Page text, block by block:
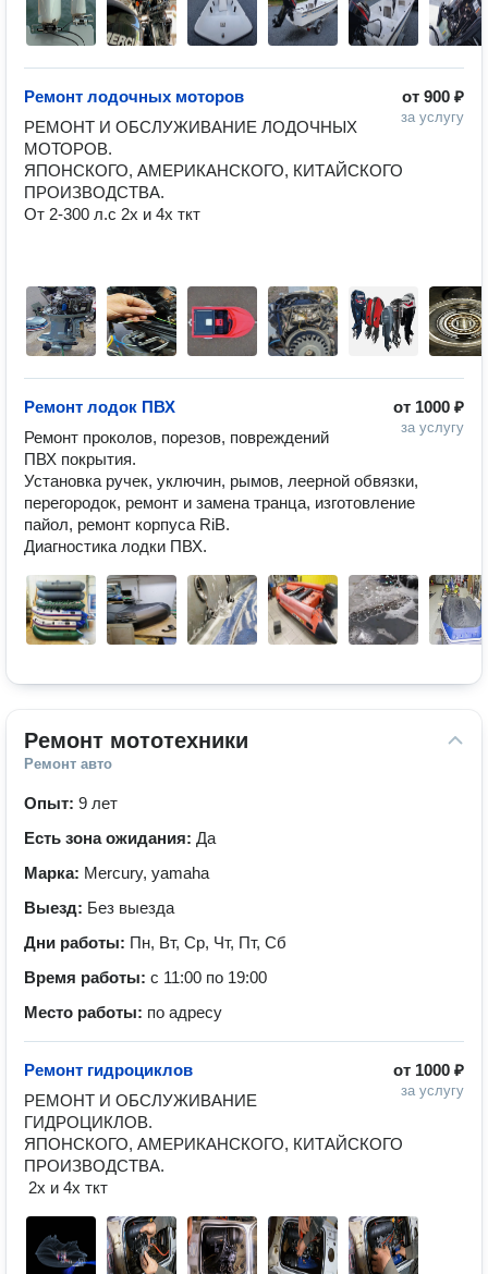
от 900 ₽
за услугу
Ремонт лодочных моторов
РЕМОНТ И ОБСЛУЖИВАНИЕ ЛОДОЧНЫХ
МОТОРОВ.
ЯПОНСКОГО, АМЕРИКАНСКОГО, КИТАЙСКОГО
ПРОИЗВОДСТВА.
От 2-300 л.с 2х и 4х ткт
от 1000 ₽
за услугу
Ремонт лодок ПВХ
Ремонт проколов, порезов, повреждений
ПВХ покрытия.
Установка ручек, уключин, рымов, леерной обвязки,
перегородок, ремонт и замена транца, изготовление
пайол, ремонт корпуса RiB.
Диагностика лодки ПВХ.
Ремонт мототехники
Ремонт авто
Опыт: 9 лет
Есть зона ожидания: Да
Марка: Mercury, yamaha
Выезд: Без выезда
Дни работы: Пн, Вт, Ср, Чт, Пт, Сб
Время работы: с 11:00 по 19:00
Место работы: по адресу
от 1000 ₽
за услугу
Ремонт гидроциклов
РЕМОНТ И ОБСЛУЖИВАНИЕ
ГИДРОЦИКЛОВ.
ЯПОНСКОГО, АМЕРИКАНСКОГО, КИТАЙСКОГО
ПРОИЗВОДСТВА.
2х и 4х ткт